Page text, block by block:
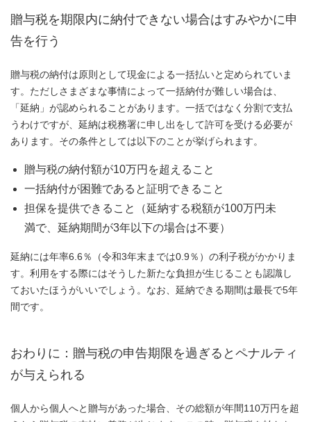
贈与税を期限内に納付できない場合はすみやかに申
告を行う
贈与税の納付は原則として現金による一括払いと定められていま
す。ただしさまざまな事情によって一括納付が難しい場合は、
「延納」が認められることがあります。一括ではなく分割で支払
うわけですが、延納は税務署に申し出をして許可を受ける必要が
あります。その条件としては以下のことが挙げられます。
贈与税の納付額が10万円を超えること
一括納付が困難であると証明できること
担保を提供できること（延納する税額が100万円未
満で、延納期間が3年以下の場合は不要）
延納には年率6.6％（令和3年末までは0.9％）の利子税がかかりま
す。利用をする際にはそうした新たな負担が生じることも認識し
ておいたほうがいいでしょう。なお、延納できる期間は最長で5年
間です。
おわりに：贈与税の申告期限を過ぎるとペナルティ
が与えられる
個人から個人へと贈与があった場合、その総額が年間110万円を超